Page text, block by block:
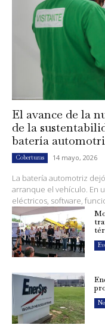
El avance de la
de la
batería
Coberturas 14 mayo, 2026
La batería automotriz
arranque el vehículo. En
eléctricos, software,